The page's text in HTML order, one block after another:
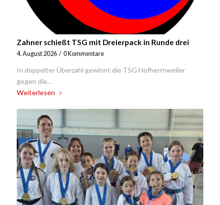
Zahner schießt TSG mit Dreierpack in Runde drei
4. August 2026 / 0 Kommentare
In doppelter Überzahl gewinnt die TSG Hofherrnweiler
gegen die…
Weiterlesen